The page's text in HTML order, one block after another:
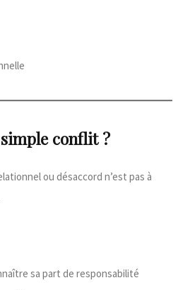
conflit ?
ou désaccord n’est pas à
sa part de responsabilité